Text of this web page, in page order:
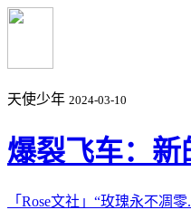
天使少年 2024-03-10
爆裂飞车：新
「Rose文社」“玫瑰永不凋